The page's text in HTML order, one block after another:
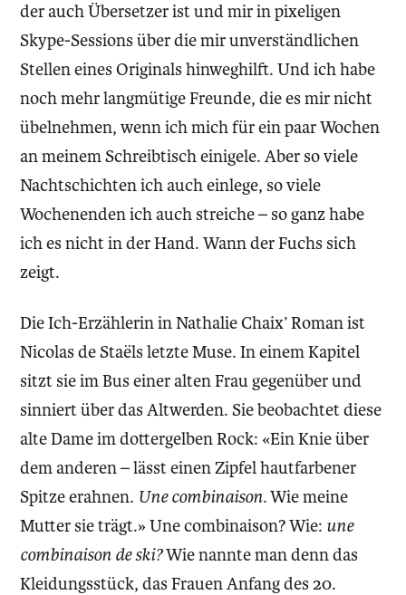
der auch Übersetzer ist und mir in pixeligen
Skype-Sessions über die mir unverständlichen
Stellen eines Originals hinweghilft. Und ich habe
noch mehr langmütige Freunde, die es mir nicht
übelnehmen, wenn ich mich für ein paar Wochen
an meinem Schreibtisch einigele. Aber so viele
Nachtschichten ich auch einlege, so viele
Wochenenden ich auch streiche – so ganz habe
ich es nicht in der Hand. Wann der Fuchs sich
zeigt.
Die Ich-Erzählerin in Nathalie Chaix’ Roman ist
Nicolas de Staëls letzte Muse. In einem Kapitel
sitzt sie im Bus einer alten Frau gegenüber und
sinniert über das Altwerden. Sie beobachtet diese
alte Dame im dottergelben Rock: «Ein Knie über
dem anderen – lässt einen Zipfel hautfarbener
Spitze erahnen. Une combinaison.Wie meine
Mutter sie trägt.» Une combinaison? Wie: une
combinaison de ski?Wie nannte man denn das
Kleidungsstück, das Frauen Anfang des 20.